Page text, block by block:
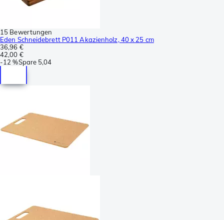
15 Bewertungen
Eden Schneidebrett P011 Akazienholz, 40 x 25 cm
36,96 €
42,00 €
-12 %Spare 5,04